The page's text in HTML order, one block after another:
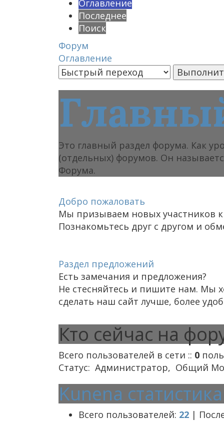
Оглавление
Последнее
Поиск
Форум
Оглавление
Это главный раздел форума. Как
(отдельных) форумов. Он
Форума.
Добро пожаловать
Мы призываем новых участников
Познакомьтесь друг с другом и
Раздел предложений
Есть замечания и предложения?
Не стесняйтесь и пишите нам. Мы
сделать наш сайт лучше, более
Кто сейчас на
Всего пользователей в сети :: 0
Статус: Администратор, Общий
Kunena
Всего пользователей: 22 |